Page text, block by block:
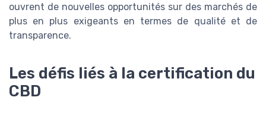
ouvrent de nouvelles opportunités sur des marchés de
plus en plus exigeants en termes de qualité et de
transparence.
Les défis liés à la certification du
CBD